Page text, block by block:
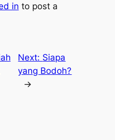
in to post a
Next: Siapa
yang Bodoh?
→